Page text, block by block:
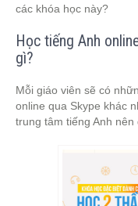
các khóa học này?
Học tiếng Anh
gì?
Mỗi giáo viên sẽ có
online qua Skype khác
trung tâm tiếng Anh